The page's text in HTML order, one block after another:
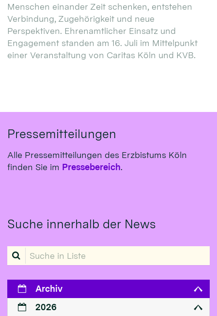
Menschen einander Zeit schenken, entstehen
Verbindung, Zugehörigkeit und neue
Perspektiven. Ehrenamtlicher Einsatz und
Engagement standen am 16. Juli im Mittelpunkt
einer Veranstaltung von Caritas Köln und KVB.
Pressemitteilungen
Alle Pressemitteilungen des Erzbistums Köln
finden Sie im Pressebereich.
Suche innerhalb der News
Suche in Liste
Archiv
2026